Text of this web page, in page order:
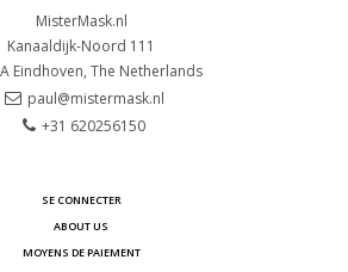
MisterMask.nl
Kanaaldijk-Noord 111
Eindhoven, The Netherlands
paul@mistermask.nl
+31 620256150
SE CONNECTER
ABOUT US
MOYENS DE PAIEMENT